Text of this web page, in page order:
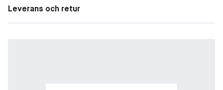
Leverans och retur